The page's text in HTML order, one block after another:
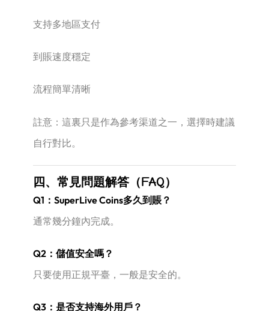
支持多地區支付
到賬速度穩定
流程簡單清晰
註意：這裏只是作為參考渠道之一，選擇時建議
自行對比。
四、常見問題解答（FAQ）
Q1：SuperLive Coins多久到賬？
通常幾分鐘內完成。
Q2：儲值安全嗎？
只要使用正規平臺，一般是安全的。
Q3：是否支持海外用戶？